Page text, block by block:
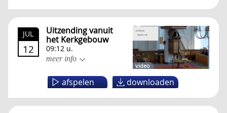
video
JUL
12
Uitzending vanuit
het Kerkgebouw
09:12 u.
meer info
afspelen downloaden